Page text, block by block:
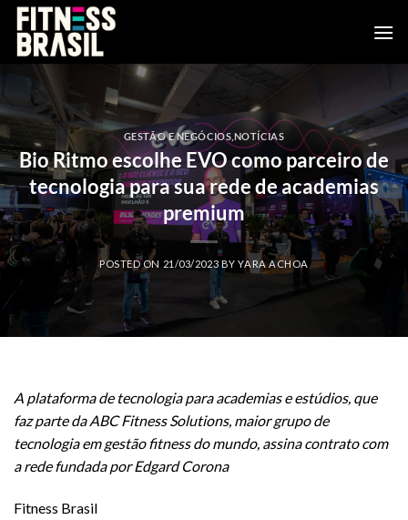
Skip
content
GESTÃO E NEGÓCIOS NOTÍCIAS
Bio Ritmo escolhe EVO como parceiro de
tecnologia para sua rede de academias
premium
POSTED ON 21/03/2023 BYYARA ACHOA
A plataforma de tecnologia para academias e estúdios, que
faz parte da ABC Fitness Solutions, maior grupo de
tecnologia em gestão fitness do mundo, assina contrato com
a rede fundada por Edgard Corona
Fitness Brasil